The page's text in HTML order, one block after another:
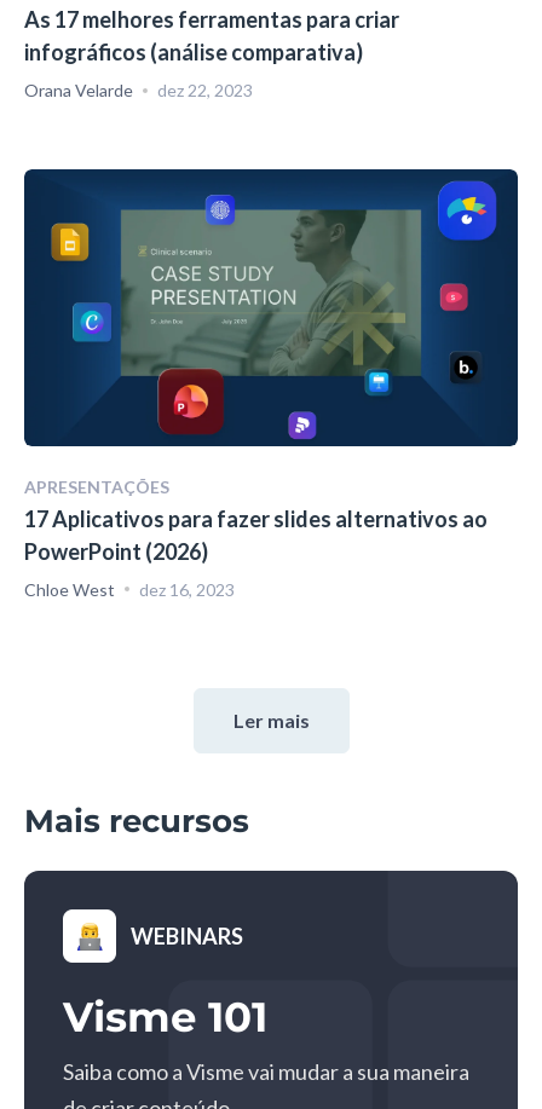
As 17 melhores ferramentas para criar
infográficos (análise comparativa)
Orana Velarde dez 22, 2023
APRESENTAÇÕES
17 Aplicativos para fazer slides alternativos ao
PowerPoint (2026)
Chloe West dez 16, 2023
Ler mais
Mais recursos
WEBINARS
Visme 101
Saiba como a Visme vai mudar a sua maneira